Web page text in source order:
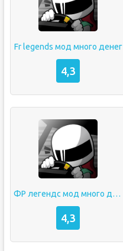
Fr legends мод много денег
4,3
ФР легендс мод много денег
4,3